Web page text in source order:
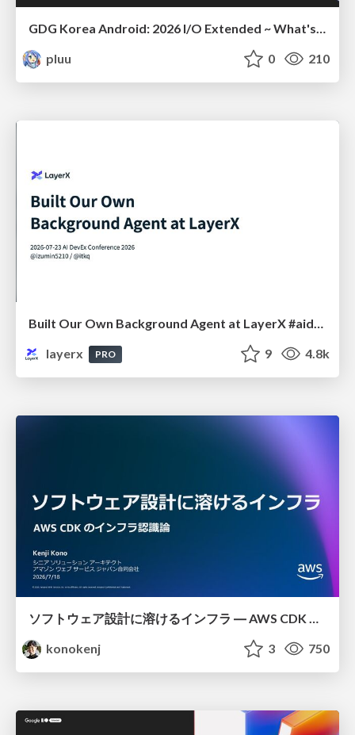
pluu
0 210
Built Our Own Background Agent at LayerX #aidevex_findy
layerx
PRO 9 4.8k
ソフトウェア設計に溶けるインフラ ― AWS CDK のインフラ認識論
konokenj
3 750